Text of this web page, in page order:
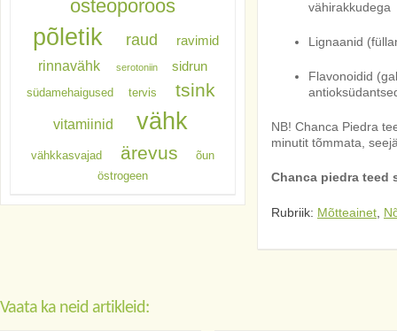
vähirakkudega
Lignaanid
Flavonoidid
NB! Chanca Piedra
minutit tõmmata,
Chanca piedra teed
Rubriik: Mõtteainet
osteoporoos
põletik raud ravimid
rinnavähk serotoniin sidrun
südamehaigused tervis tsink
vitamiinid vähk
vähkkasvajad ärevus
õun
östrogeen
Vaata ka neid artikleid: